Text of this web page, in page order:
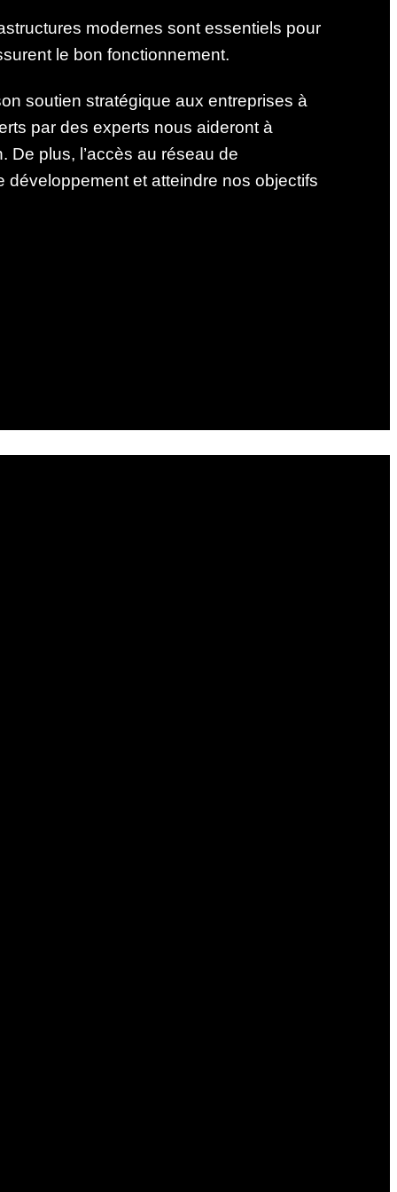
modernes sont essentiels pour
le bon fonctionnement.
soutien stratégique aux entreprises à
par des experts nous aideront à
De plus, l’accès au réseau de
développement et atteindre nos objectifs